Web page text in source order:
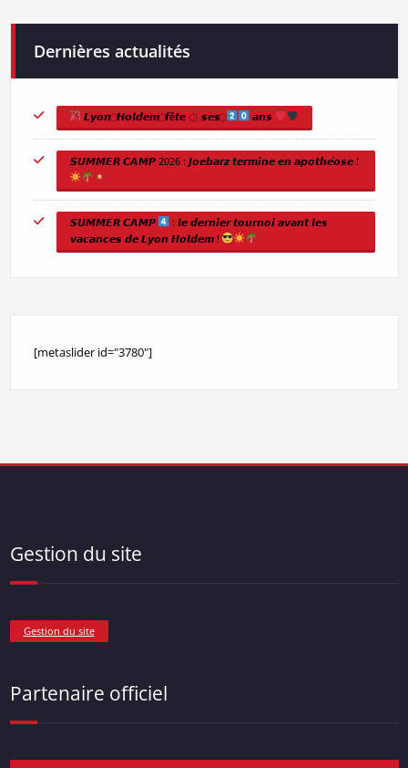
Dernières actualités
𝙇𝙮𝙤𝙣 ҉ 𝙃𝙤𝙡𝙙𝙚𝙢 ҉ 𝙛ê𝙩𝙚 ҉ 𝙨𝙚𝙨 ҉ 𝙖𝙣𝙨
𝙎𝙐𝙈𝙈𝙀𝙍 𝘾𝘼𝙈𝙋 2026 : 𝙅𝙤𝙚𝙗𝙖𝙧𝙯 𝙩𝙚𝙧𝙢𝙞𝙣𝙚 𝙚𝙣 𝙖𝙥𝙤𝙩𝙝𝙚́𝙤𝙨𝙚 !
𝙎𝙐𝙈𝙈𝙀𝙍 𝘾𝘼𝙈𝙋
: 𝙡𝙚 𝙙𝙚𝙧𝙣𝙞𝙚𝙧 𝙩𝙤𝙪𝙧𝙣𝙤𝙞 𝙖𝙫𝙖𝙣𝙩 𝙡𝙚𝙨
𝙫𝙖𝙘𝙖𝙣𝙘𝙚𝙨 𝙙𝙚 𝙇𝙮𝙤𝙣 𝙃𝙤𝙡𝙙𝙚𝙢 !
[metaslider id="3780"]
Gestion du site
Gestion du site
Partenaire officiel